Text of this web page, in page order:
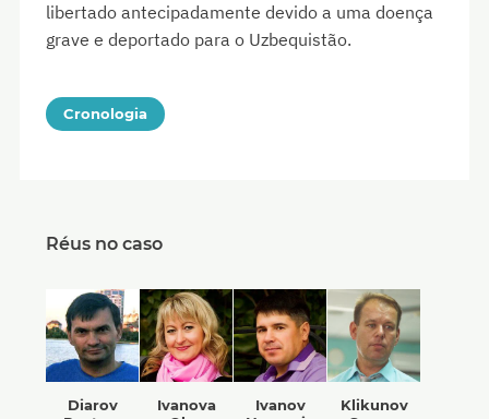
libertado antecipadamente devido a uma doença
grave e deportado para o Uzbequistão.
Cronologia
Réus no caso
Diarov
Ivanova
Ivanov
Klikunov